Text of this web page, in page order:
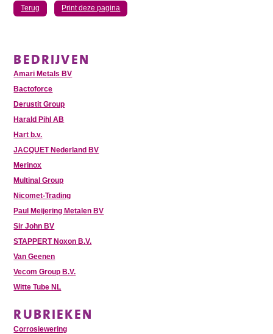
Terug Print deze pagina
BEDRIJVEN
Amari Metals BV
Bactoforce
Derustit Group
Harald Pihl AB
Hart b.v.
JACQUET Nederland BV
Merinox
Multinal Group
Nicomet-Trading
Paul Meijering Metalen BV
Sir John BV
STAPPERT Noxon B.V.
Van Geenen
Vecom Group B.V.
Witte Tube NL
RUBRIEKEN
Corrosiewering